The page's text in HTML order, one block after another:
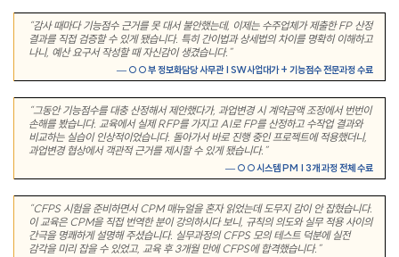
“감사 때마다 기능점수 근거를 못 대서 불안했는데, 이제는 수주업체가 제출한FP산정
결과를 직접 검증할 수 있게 됐습니다. 특히 간이법과 상세법의 차이를 명확히 이해하고
나니, 예산 요구서 작성할 때 자신감이 생겼습니다.”
— ○○부 정보화담당 사무관 | SW사업대가+ 기능점수 전문과정 수료
“그동안 기능점수를 대충 산정해서 제안했다가, 과업변경 시 계약금액 조정에서 번번이
손해를 봤습니다. 교육에서 실제RFP를 가지고 AI로 FP를 산정하고 수작업 결과와
비교하는 실습이 인상적이었습니다. 돌아가서 바로 진행 중인 프로젝트에 적용했더니,
과업변경 협상에서 객관적 근거를 제시할 수 있게 됐습니다.”
— ○○시스템PM | 3개 과정 전체 수료
“CFPS 시험을 준비하면서 CPM매뉴얼을 혼자 읽었는데 도무지 감이 안 잡혔습니다.
이 교육은 CPM을 직접 번역한 분이 강의하시다 보니, 규칙의 의도와 실무 적용 사이의
간극을 명쾌하게 설명해 주셨습니다. 실무과정의 CFPS모의 테스트 덕분에 실전
감각을 미리 잡을 수 있었고, 교육 후3개월 만에 CFPS에 합격했습니다.”